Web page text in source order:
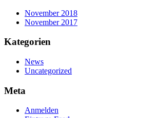
November 2018
November 2017
Kategorien
News
Uncategorized
Meta
Anmelden